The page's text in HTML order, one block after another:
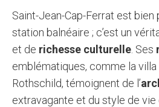
Saint-Jean-Cap-Ferrat est bien
station balnéaire ; c’est un
et de richesse culturelle . Ses
emblématiques, comme la villa
Rothschild, témoignent de l’
extravagante et du style de vie